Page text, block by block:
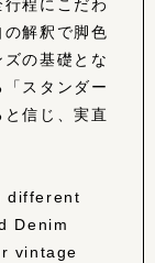
程にこだわ
解釈で脚色
の基礎とな
スタンダー
信じ、実直
different
Denim
vintage